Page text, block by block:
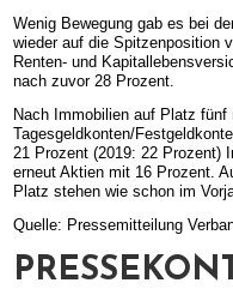
Wenig Bewegung gab es bei
wieder auf die Spitzenposition
Renten- und
nach zuvor 28 Prozent.
Nach Immobilien auf Platz
Tagesgeldkonten/
21 Prozent (2019: 22 Prozent)
erneut Aktien mit 16 Prozent.
Platz stehen wie schon im
Quelle: Pressemitteilung